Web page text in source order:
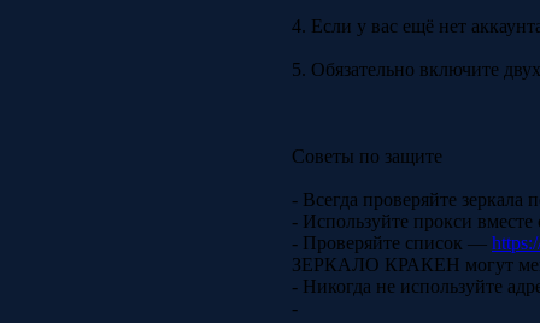
4. Если у вас ещё нет
5. Обязательно включите
Советы по защите
- Всегда проверяйте
- Используйте прокси
- Проверяйте список —
ЗЕРКАЛО КРАКЕН могут
- Никогда не используйте
-